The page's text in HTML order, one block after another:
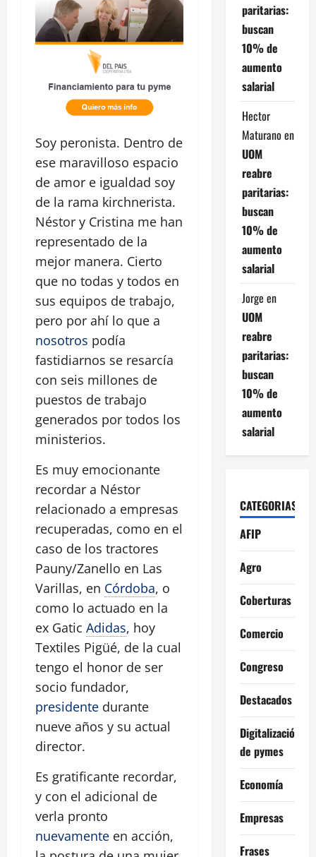
Soy peronista. Dentro de
ese maravilloso espacio
de amor e igualdad soy
de la rama kirchnerista.
Néstor y Cristina me han
representado de la
mejor manera. Cierto
que no todas y todos en
sus equipos de trabajo,
pero por ahí lo que a
nosotros podía
fastidiarnos se resarcía
con seis millones de
puestos de trabajo
generados por todos los
ministerios.
Es muy emocionante
recordar a Néstor
relacionado a empresas
recuperadas, como en el
caso de los tractores
Pauny/Zanello en Las
Varillas, en Córdoba, o
como lo actuado en la
ex Gatic Adidas, hoy
Textiles Pigüé, de la cual
tengo el honor de ser
socio fundador,
presidente durante
nueve años y su actual
director.
Es gratificante recordar,
y con el adicional de
verla pronto
nuevamente en acción,
paritarias:
buscan
10% de
aumento
salarial
Hector
Maturano en
UOM
reabre
paritarias:
buscan
10% de
aumento
salarial
Jorge en
UOM
reabre
paritarias:
buscan
10% de
aumento
salarial
CATEGORIAS
AFIP
Agro
Coberturas
Comercio
Congreso
Destacados
Digitalización
de pymes
Economía
Empresas
Frases